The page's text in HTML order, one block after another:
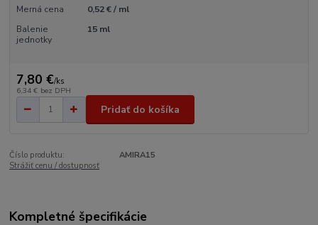
Merná cena
0,52 € / ml
Balenie
jednotky
15 ml
7,80 €/ks
6,34 € bez DPH
Pridať do košíka
Číslo produktu:
AMIRA15
Strážiť cenu / dostupnosť
Kompletné špecifikácie